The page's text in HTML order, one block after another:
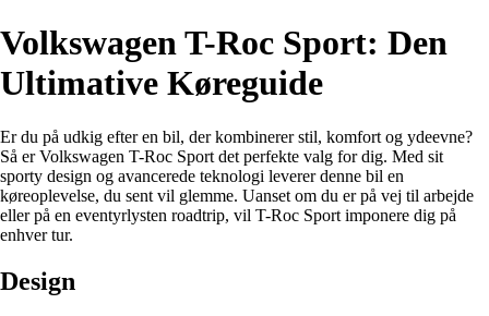
Volkswagen T-Roc Sport: Den
Ultimative Køreguide
Er du på udkig efter en bil, der kombinerer stil, komfort og ydeevne?
Så er Volkswagen T-Roc Sport det perfekte valg for dig. Med sit
sporty design og avancerede teknologi leverer denne bil en
køreoplevelse, du sent vil glemme. Uanset om du er på vej til arbejde
eller på en eventyrlysten roadtrip, vil T-Roc Sport imponere dig på
enhver tur.
Design